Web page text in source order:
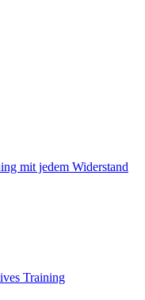
mit jedem Widerstand
Training